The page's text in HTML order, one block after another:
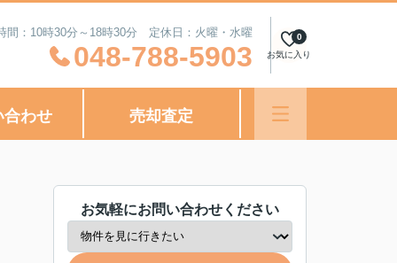
間：10時30分～18時30分 定休日：火曜・水曜
048-788-5903 お気に入り
0
合わせ 売却査定
お気軽にお問い合わせください